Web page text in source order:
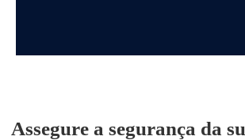
Assegure a segurança da